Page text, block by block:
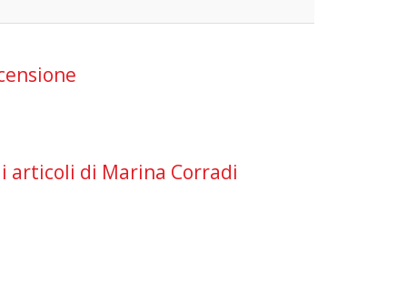
articoli di Marina Corradi